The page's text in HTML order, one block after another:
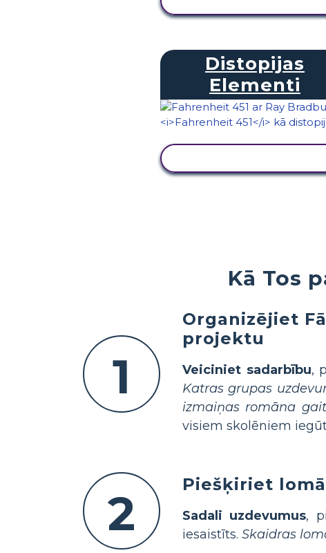
Kā Tos
1
Organizējiet
projektu
Veiciniet sadarbību,
Katras grupas
izmaiņas romāna
visiem skolēniem
2
Piešķiriet
Sadali uzdevumus,
iesaistīts. Skaidras
Distopijas
Elementi